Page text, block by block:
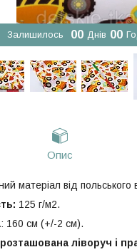
Залишилось 00 Днів 00
Опис
матеріал від польського
125 г/м2.
: 160 см (+/-2 см).
ліворуч і